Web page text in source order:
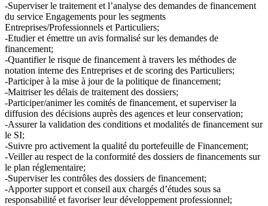
-Superviser le traitement et l’analyse des demandes de financement
du service Engagements pour les segments
Entreprises/Professionnels et Particuliers;
-Etudier et émettre un avis formalisé sur les demandes de
financement;
-Quantifier le risque de financement à travers les méthodes de
notation interne des Entreprises et de scoring des Particuliers;
-Participer à la mise à jour de la politique de financement;
-Maitriser les délais de traitement des dossiers;
-Participer/animer les comités de financement, et superviser la
diffusion des décisions auprès des agences et leur conservation;
-Assurer la validation des conditions et modalités de financement sur
le SI;
-Suivre pro activement la qualité du portefeuille de Financement;
-Veiller au respect de la conformité des dossiers de financements sur
le plan réglementaire;
-Superviser les contrôles des dossiers de financement;
-Apporter support et conseil aux chargés d’études sous sa
responsabilité et favoriser leur développement professionnel;